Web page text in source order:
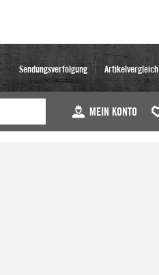
Sendungsverfolgung Artikelvergleich
MEIN KONTO